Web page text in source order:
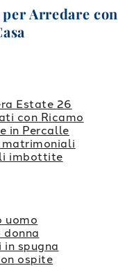
Arredare con
Estate 26
con Ricamo
in Percalle
matrimoniali
imbottite
uomo
in spugna
ospite